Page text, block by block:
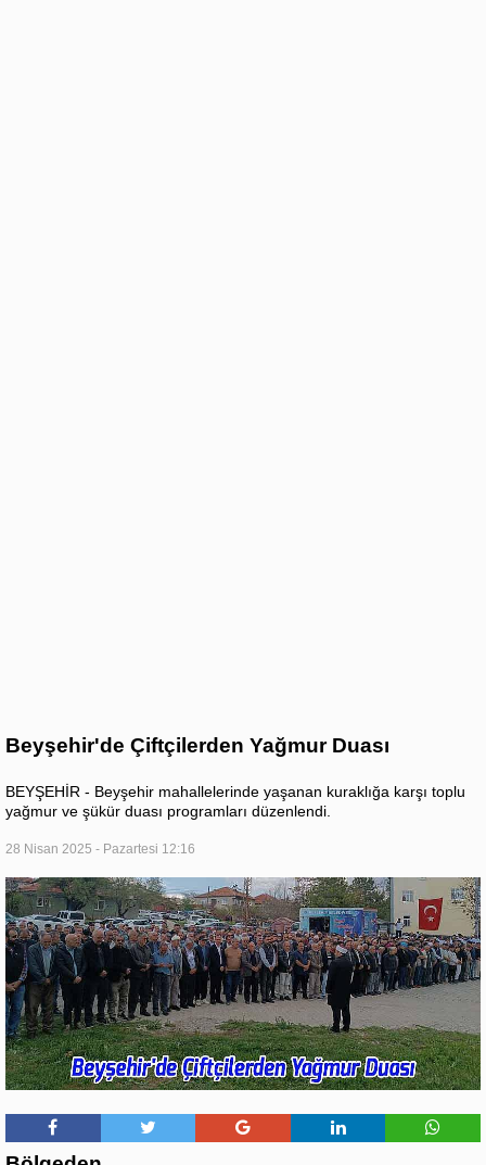
Beyşehir'de Çiftçilerden Yağmur Duası
BEYŞEHİR - Beyşehir mahallelerinde yaşanan kuraklığa karşı toplu
yağmur ve şükür duası programları düzenlendi.
28 Nisan 2025 - Pazartesi 12:16